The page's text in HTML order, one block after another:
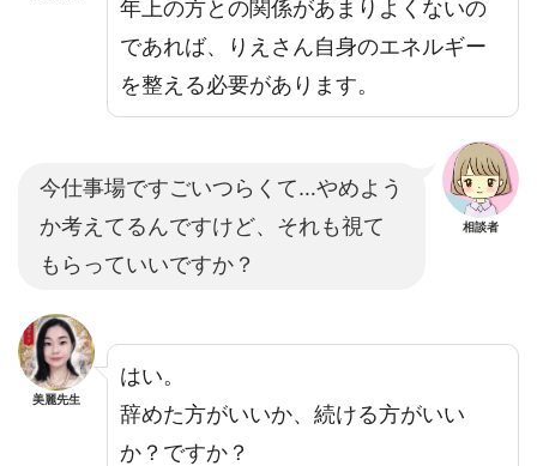
年上の方との関係があまりよくないの
であれば、りえさん自身のエネルギー
を整える必要があります。
今仕事場ですごいつらくて…やめよう
か考えてるんですけど、それも視て
もらっていいですか？
相談者
美麗先生
はい。
辞めた方がいいか、続ける方がいい
か？ですか？